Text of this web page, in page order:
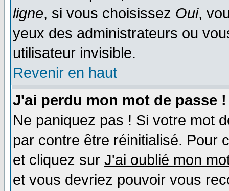
ligne, si vous choisissez Oui,
yeux des administrateurs ou
utilisateur invisible.
Revenir en haut
J'ai perdu mon mot de passe !
Ne paniquez pas ! Si votre mot
par contre être réinitialisé. Pour
et cliquez sur J'ai oublié mon
et vous devriez pouvoir vous